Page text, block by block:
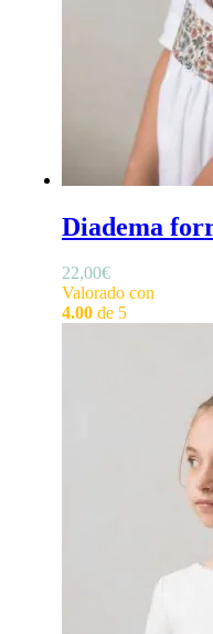
22,00€
Valorado con
4.00de 5